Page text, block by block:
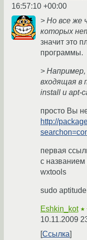
16:57:10 +00:00
> Но все же
которых
значит это
программы.
>
входящая в
install и apt-
просто Вы
http://
первая
с названием
wxtools
sudo
Eshkin_kot
10.11.2009
Ссылка